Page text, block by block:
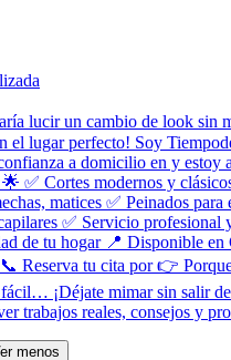
lucir un cambio de look sin
el lugar perfecto! Soy
a domicilio en y estoy
✅ Cortes modernos y
matices ✅ Peinados para
✅ Servicio profesional
de tu hogar 📍 Disponible en
Reserva tu cita por 👉
¡Déjate mimar sin salir
trabajos reales, consejos y
menos